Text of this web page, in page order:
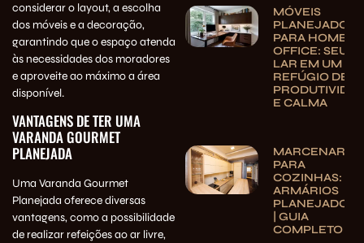
considerar o layout, a escolha
dos móveis e a decoração,
garantindo que o espaço atenda
às necessidades dos moradores
e aproveite ao máximo a área
disponível.
VANTAGENS DE TER UMA
VARANDA GOURMET
PLANEJADA
Uma Varanda Gourmet
Planejada oferece diversas
vantagens, como a possibilidade
de realizar refeições ao ar livre,
MÓVEIS
PLANEJADOS
PARA HOME
OFFICE: SEU
LAR EM UM
REFÚGIO DE
E CALMA
MARCENARIA
PARA
COZINHAS:
ARMÁRIOS
PLANEJADOS
| GUIA
COMPLETO